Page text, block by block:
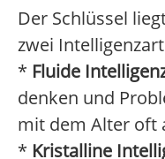
Der Schlüssel
zwei
* Fluide
denken und
mit dem Alter oft
* Kristalline